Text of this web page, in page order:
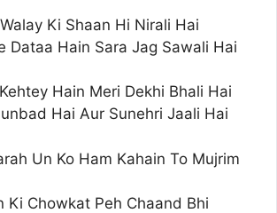
Ki Shaan Hi Nirali Hai
Dataa Hain Sara Jag Sawali Hai
Hain Meri Dekhi Bhali Hai
Hai Aur Sunehri Jaali Hai
Un Ko Ham Kahain To Mujrim
Ki Chowkat Peh Chaand Bhi